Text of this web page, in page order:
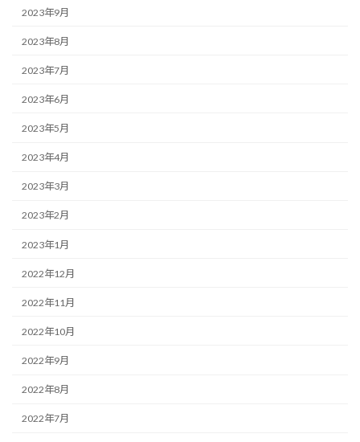
2023年9月
2023年8月
2023年7月
2023年6月
2023年5月
2023年4月
2023年3月
2023年2月
2023年1月
2022年12月
2022年11月
2022年10月
2022年9月
2022年8月
2022年7月